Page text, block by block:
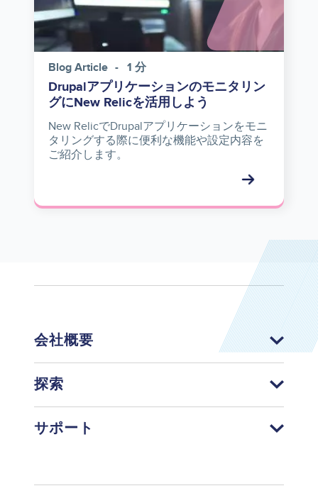
Blog Article 1 分
Drupalアプリケーションのモニタリン
グにNew Relicを活用しよう
New RelicでDrupalアプリケーションをモニ
タリングする際に便利な機能や設定内容を
ご紹介します。
会社概要
探索
サポート